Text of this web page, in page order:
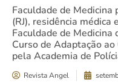
Faculdade de Medicina
(RJ), residência
Faculdade de Medicina
Curso de Adaptação
pela Academia de
Revista Angel